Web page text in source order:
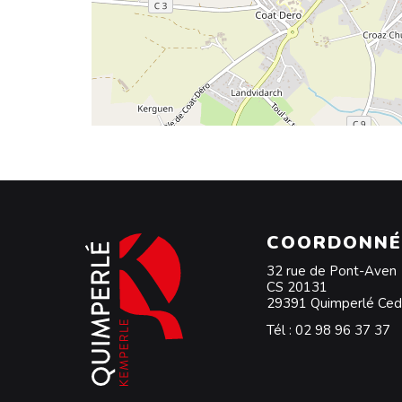
32 rue de Pont-Aven
CS 20131
29391 Quimperlé
Tél : 02 98 96 37 37